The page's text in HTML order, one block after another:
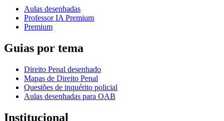
Aulas desenhadas
Professor IA Premium
Premium
Guias por tema
Direito Penal desenhado
Mapas de Direito Penal
Questões de inquérito policial
Aulas desenhadas para OAB
Institucional